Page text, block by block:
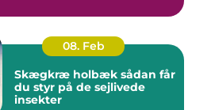
08. Feb
Skægkræ holbæk sådan får
du styr på de sejlivede
insekter